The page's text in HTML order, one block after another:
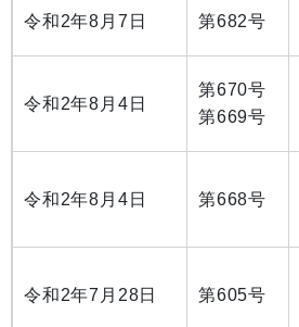
令和2年8月7日 第682号
令和2年8月4日
第670号
第669号
令和2年8月4日 第668号
令和2年7月28日 第605号